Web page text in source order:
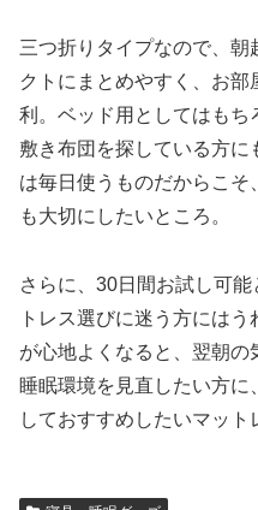
三つ折りタイプなので、
クトにまとめやすく、お
利。ベッド用としてはも
敷き布団を探している方
は毎日使うものだからこそ
も大切にしたいところ。
さらに、30日間お試し可
トレス選びに迷う方には
が心地よくなると、翌朝の
睡眠環境を見直したい方に
しておすすめしたいマット